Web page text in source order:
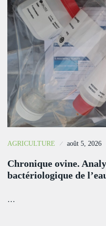
AGRICULTURE août 5, 2026
Chronique ovine.
bactériologique de
…